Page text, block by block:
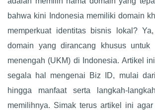
bahwa kini Indonesia memiliki domain
memperkuat identitas bisnis lokal?
domain yang dirancang khusus
menengah (UKM) di Indonesia. Artikel
segala hal mengenai Biz ID, mulai
hingga manfaat serta langkah-
memilihnya. Simak terus artikel ini